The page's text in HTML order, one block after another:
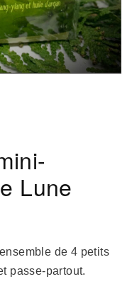
Lune
de 4 petits
passe-partout.